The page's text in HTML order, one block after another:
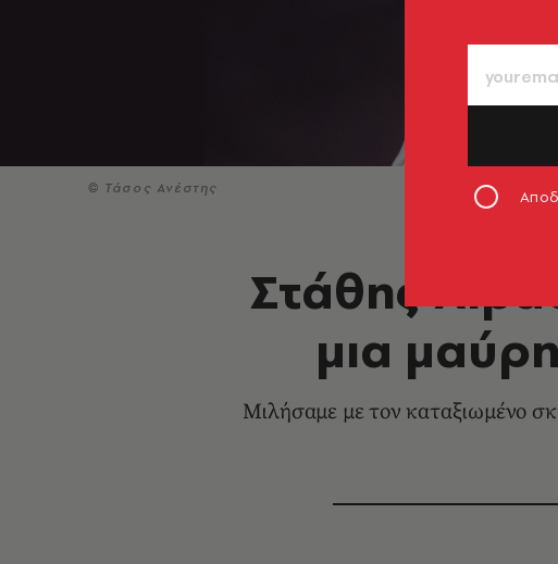
© Τάσος Ανέστης
Στάθης
μια
Μιλήσαμε με τον καταξιωμένο